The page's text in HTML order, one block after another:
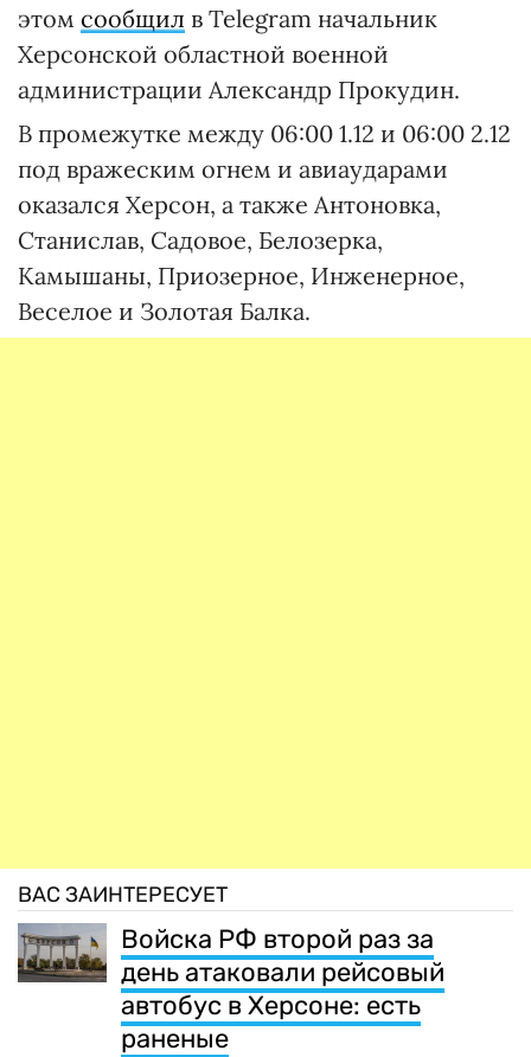
этом сообщил в Telegram начальник
Херсонской областной военной
администрации Александр Прокудин.
В промежутке между 06:00 1.12 и 06:00 2.12
под вражеским огнем и авиаударами
оказался Херсон, а также Антоновка,
Станислав, Садовое, Белозерка,
Камышаны, Приозерное, Инженерное,
Веселое и Золотая Балка.
ВАС ЗАИНТЕРЕСУЕТ
Войска РФ второй раз за
день атаковали рейсовый
автобус в Херсоне: есть
раненые